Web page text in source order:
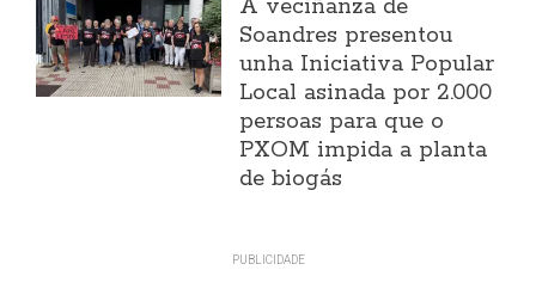
A veciñanza de
Soandres presentou
unha Iniciativa Popular
Local asinada por 2.000
persoas para que o
PXOM impida a planta
de biogás